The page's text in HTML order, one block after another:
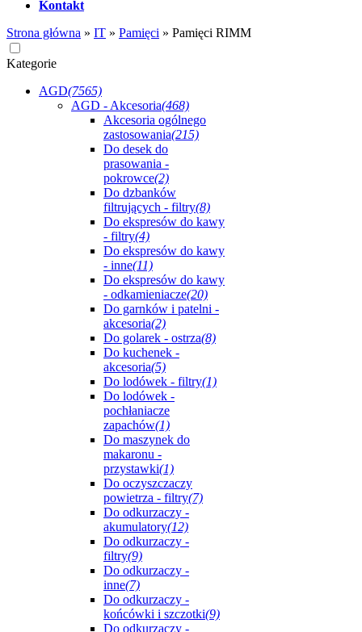
Kontakt
Strona główna » IT » Pamięci » Pamięci RIMM
Kategorie
AGD(7565)
AGD - Akcesoria(468)
Akcesoria ogólnego
zastosowania(215)
Do desek do
prasowania -
pokrowce(2)
Do dzbanków
filtrujących - filtry(8)
Do ekspresów do kawy
- filtry(4)
Do ekspresów do kawy
- inne(11)
Do ekspresów do kawy
- odkamieniacze(20)
Do garnków i patelni -
akcesoria(2)
Do golarek - ostrza(8)
Do kuchenek -
akcesoria(5)
Do lodówek - filtry(1)
Do lodówek -
pochłaniacze
zapachów(1)
Do maszynek do
makaronu -
przystawki(1)
Do oczyszczaczy
powietrza - filtry(7)
Do odkurzaczy -
akumulatory(12)
Do odkurzaczy -
filtry(9)
Do odkurzaczy -
inne(7)
Do odkurzaczy -
końcówki i szczotki(9)
Do odkurzaczy -